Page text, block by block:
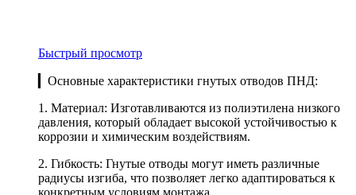
Быстрый просмотр
▎Основные характеристики гнутых отводов ПНД:
1. Материал: Изготавливаются из полиэтилена низкого
давления, который обладает высокой устойчивостью к
коррозии и химическим воздействиям.
2. Гибкость: Гнутые отводы могут иметь различные
радиусы изгиба, что позволяет легко адаптироваться к
конкретным условиям монтажа.